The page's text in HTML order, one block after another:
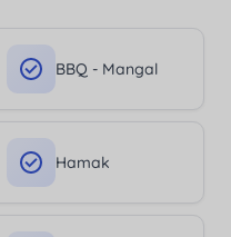
BBQ - Mangal
Hamak